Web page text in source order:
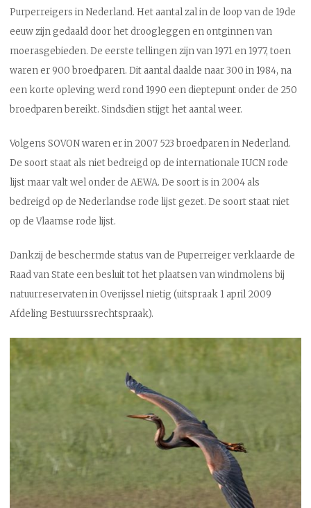
Purperreigers in Nederland. Het aantal zal in de loop van de 19de
eeuw zijn gedaald door het droogleggen en ontginnen van
moerasgebieden. De eerste tellingen zijn van 1971 en 1977, toen
waren er 900 broedparen. Dit aantal daalde naar 300 in 1984, na
een korte opleving werd rond 1990 een dieptepunt onder de 250
broedparen bereikt. Sindsdien stijgt het aantal weer.
Volgens SOVON waren er in 2007 523 broedparen in Nederland.
De soort staat als niet bedreigd op de internationale IUCN rode
lijst maar valt wel onder de AEWA. De soort is in 2004 als
bedreigd op de Nederlandse rode lijst gezet. De soort staat niet
op de Vlaamse rode lijst.
Dankzij de beschermde status van de Puperreiger verklaarde de
Raad van State een besluit tot het plaatsen van windmolens bij
natuurreservaten in Overijssel nietig (uitspraak 1 april 2009
Afdeling Bestuurssrechtspraak).